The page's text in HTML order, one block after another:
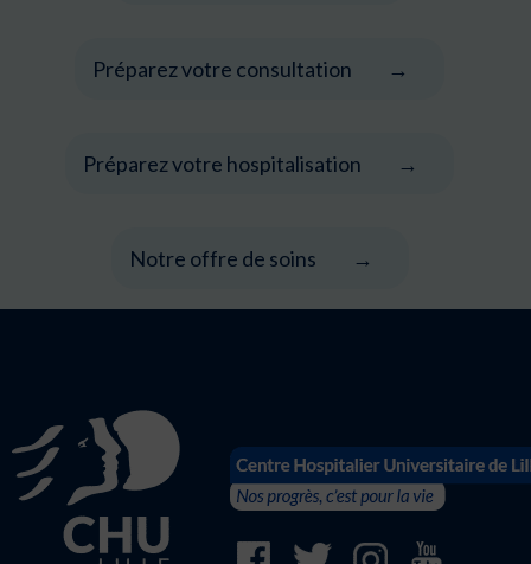
Préparez votre consultation
Préparez votre hospitalisation
Notre offre de soins